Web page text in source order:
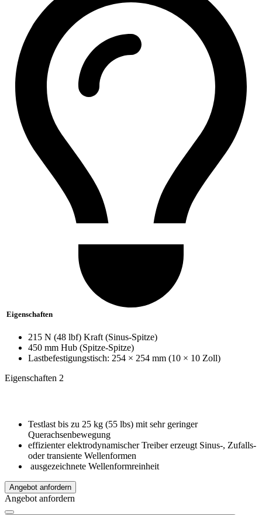
Eigenschaften
215 N (48 lbf) Kraft (Sinus-Spitze)
450 mm Hub (Spitze-Spitze)
Lastbefestigungstisch: 254 × 254 mm (10 × 10 Zoll)
Eigenschaften 2
Testlast bis zu 25 kg (55 lbs) mit sehr geringer
Querachsenbewegung
effizienter elektrodynamischer Treiber erzeugt Sinus-, Zufalls-
oder transiente Wellenformen
ausgezeichnete Wellenformreinheit
Angebot anfordern
Angebot anfordern